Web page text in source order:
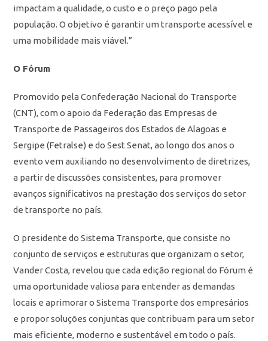
impactam a qualidade, o custo e o preço pago pela
população. O objetivo é garantir um transporte acessível e
uma mobilidade mais viável.”
O Fórum
Promovido pela Confederação Nacional do Transporte
(CNT), com o apoio da Federação das Empresas de
Transporte de Passageiros dos Estados de Alagoas e
Sergipe (Fetralse) e do Sest Senat, ao longo dos anos o
evento vem auxiliando no desenvolvimento de diretrizes,
a partir de discussões consistentes, para promover
avanços significativos na prestação dos serviços do setor
de transporte no país.
O presidente do Sistema Transporte, que consiste no
conjunto de serviços e estruturas que organizam o setor,
Vander Costa, revelou que cada edição regional do Fórum é
uma oportunidade valiosa para entender as demandas
locais e aprimorar o Sistema Transporte dos empresários
e propor soluções conjuntas que contribuam para um setor
mais eficiente, moderno e sustentável em todo o país.